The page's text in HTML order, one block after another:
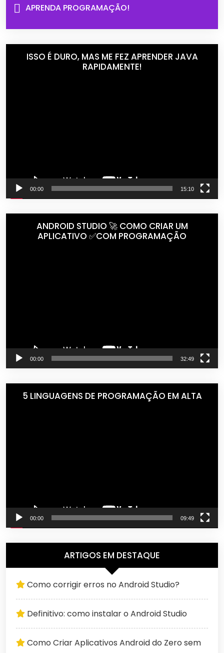
APRENDA PROGRAMAÇÃO!
ISSO É DURO, MAS ME FEZ APRENDER JAVA
RAPIDAMENTE!
00:00 15:10
ANDROID STUDIO 🚀 COMO CRIAR UM
APLICATIVO ✅COM PROGRAMAÇÃO
00:00 32:49
5 LINGUAGENS DE PROGRAMAÇÃO EM ALTA
00:00 09:49
ARTIGOS EM DESTAQUE
Como corrigir erros no Android Studio?
Definitivo: como instalar o Android Studio
Como Criar Aplicativos Android do Zero sem